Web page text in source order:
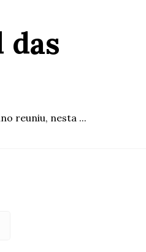
das
reuniu, nesta ...